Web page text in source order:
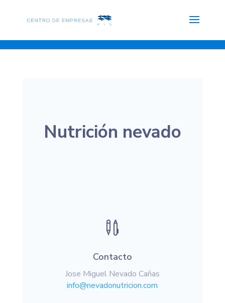
Nutrición nevado

Contacto
Jose Miguel Nevado Cañas
info@nevadonutricion.com